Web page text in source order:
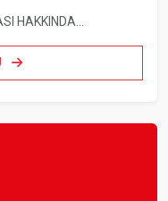
HAKKINDA...